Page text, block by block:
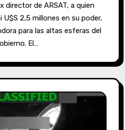
2,5 millones en su poder,
para las altas esferas del
El…